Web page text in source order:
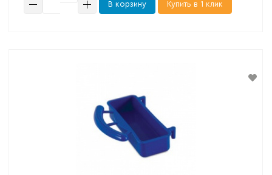
В корзину Купить в 1 клик